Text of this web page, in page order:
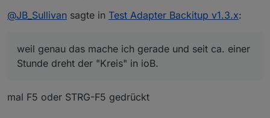
@JB_Sullivan sagte in Test Adapter Backitup v1.3.x:
weil genau das mache ich gerade und seit ca. einer
Stunde dreht der "Kreis" in ioB.
mal F5 oder STRG-F5 gedrückt